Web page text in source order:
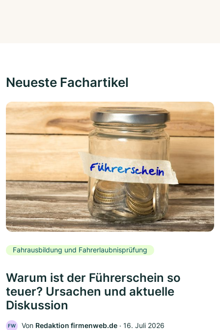
Neueste Fachartikel
Fahrausbildung und Fahrerlaubnisprüfung
Warum ist der Führerschein so
teuer? Ursachen und aktuelle
Diskussion
FW Von Redaktion firmenweb.de ‧ 16. Juli 2026